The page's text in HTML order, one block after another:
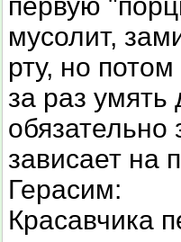
первую
мусолит,
рту, но
за раз умять
обязательно
зависает на
Герасим:
Красавчика